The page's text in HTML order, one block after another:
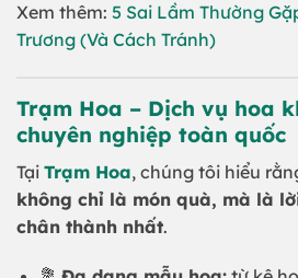
Xem thêm: 5 Sai Lầm Thường
Trương (Và Cách Tránh)
Trạm Hoa – Dịch vụ hoa
chuyên nghiệp toàn quốc
Tại Trạm Hoa, chúng tôi hiểu
không chỉ là món quà, mà là
chân thành nhất.